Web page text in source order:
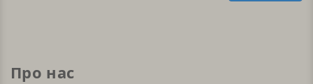
Про нас